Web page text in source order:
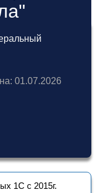
01.07.2026
1С с 2015г.